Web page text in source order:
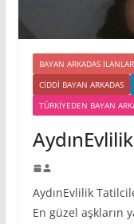
BAYAN ARKADAS
CIDDI BAYAN ARKADAS
TÜRKIYEDEN BAYAN
AydınEvlilik
AydınEvlilik
En güzel aşkların